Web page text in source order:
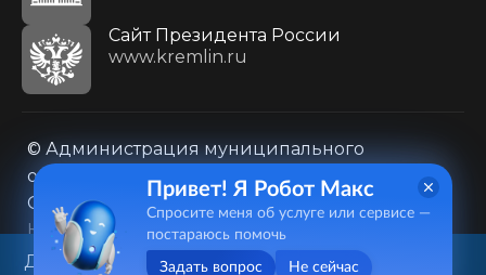
Cайт Президента России
www.kremlin.ru
© Администрация муниципального
образования городского округа «Город
Саратов»
Контакты
Карта сайта
Политика в отношении обработки
Данный веб-сайт использует
Привет! Я Робот Макс
Спросите меня об услуге или сервисе —
постараюсь помочь
Задать вопрос Не сейчас